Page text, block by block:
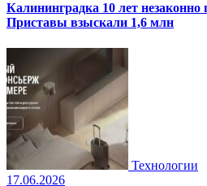
Калининградка 10 лет незаконно
Приставы взыскали 1,6 млн
Технологии
17.06.2026